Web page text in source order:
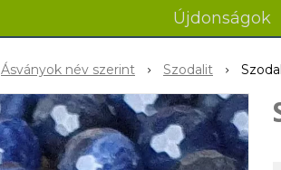
Újdonságok
Ásványok név szerint Szodalit